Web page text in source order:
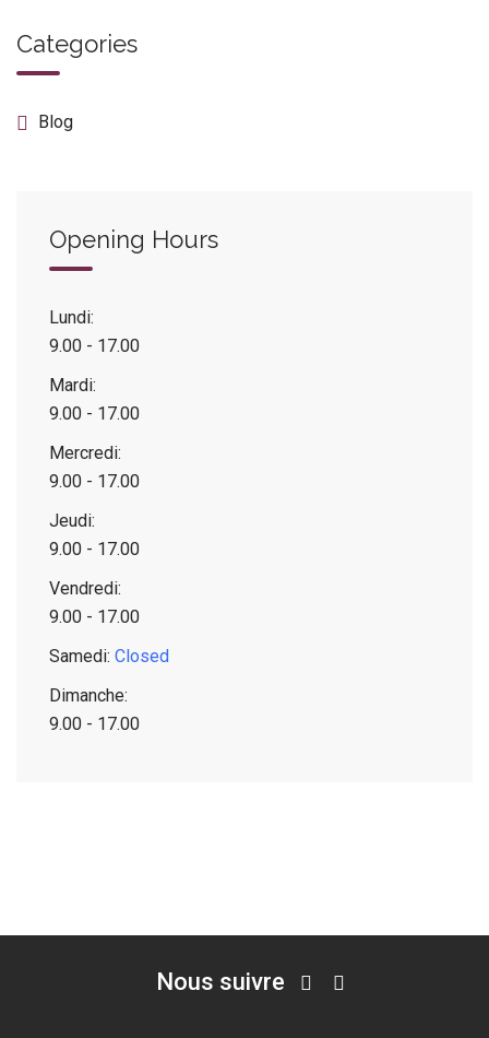
Categories
Blog
Opening Hours
Lundi:
9.00 - 17.00
Mardi:
9.00 - 17.00
Mercredi:
9.00 - 17.00
Jeudi:
9.00 - 17.00
Vendredi:
9.00 - 17.00
Samedi: Closed
Dimanche:
9.00 - 17.00
Nous suivre